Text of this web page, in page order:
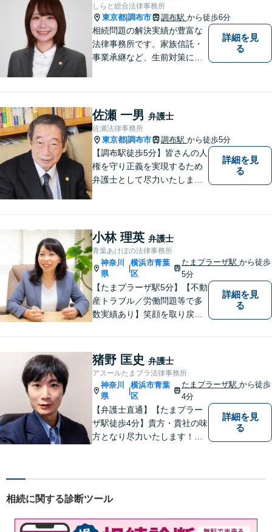
しらと総合法律事務所
東京都 調布市 調布駅 から徒歩6分
相続問題の解決実績が豊富な
法律事務所です。家族信託・
事業承継など、生前対策にも
詳細を見
る
佐瀬 一男 弁護士
佐瀬法律事務所
東京都 調布市 調布駅 から徒歩5分
【調布駅徒歩5分】皆さんの人
権を守り正義を実現するため
弁護士として尽力いたしま
詳細を見
る
小林 理英 弁護士
青葉あけぼの法律事務所
神奈川
県
|
横浜市青葉
区
たまプラーザ駅から徒歩
5分
【たまプラーザ駅5分】【不動
産トラブル／労働問題等で多
数実績あり】笑顔を取り戻す
い，一緒にベストな解決を考
えます。【契約時点での明朗
会計】
詳細を見
る
猪野 匡史 弁護士
アスールたまプラ法律事務所
神奈川
県
|
横浜市青葉
区
たまプラーザ駅から徒歩
4分
【弁護士直通】【たまプラー
ザ駅徒歩4分】貴方・貴社の味
方となり尽力いたします！当
ください。
詳細を見
る
相続に関する診断ツール